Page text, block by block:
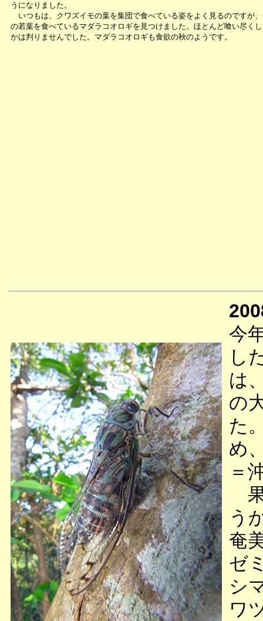
うになりました。
いつもは、クワズイモの葉を集団で食べている姿をよく見るのですが
の若葉を食べているマダラコオロギを見つけました。ほとんど喰い尽く
かは判りませんでした。マダラコオロギも食欲の秋のようです。
今
し
は
の
た
め
＝
う
奄
ゼ
シ
ワ